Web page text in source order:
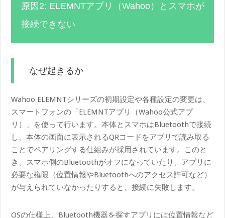
原因2: ELEMNTアプリ（Wahoo）とスマホが
接続できない
なぜ起きるか
Wahoo ELEMNTシリーズの初期設定や各種設定の変更は、
スマートフォンの「ELEMNTアプリ（Wahoo公式アプ
リ）」を使って行います。本体とスマホはBluetoothで接続
し、本体の画面に表示されるQRコードをアプリで読み取る
ことでペアリングする仕組みが採用されています。このと
き、スマホ側のBluetoothがオフになっていたり、アプリに
必要な権限（位置情報やBluetoothへのアクセス許可など）
が与えられていなかったりすると、接続に失敗します。
OSの仕様上、Bluetooth機器を探すアプリには位置情報など